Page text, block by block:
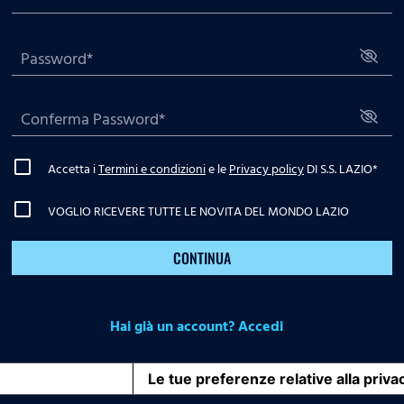
Accetta iTermini e condizionie lePrivacy policyDI S.S. LAZIO*
VOGLIO RICEVERE TUTTE LE NOVITA DEL MONDO LAZIO
CONTINUA
Hai già un account? Accedi
Le tue preferenze relative alla